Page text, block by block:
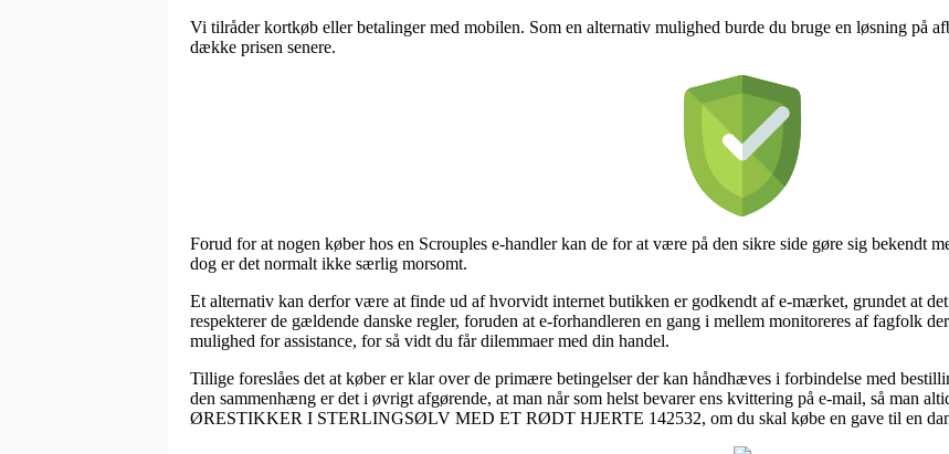
Vi tilråder kortkøb eller betalinger med mobilen. Som en alternativ mulighed burde du bruge en løsning på
dække prisen senere.
Forud for at nogen køber hos en Scrouples e-handler kan de for at være på den sikre side gøre sig bekendt
dog er det normalt ikke særlig morsomt.
Et alternativ kan derfor være at finde ud af hvorvidt internet butikken er godkendt af e-mærket, grundet at
respekterer de gældende danske regler, foruden at e-forhandleren en gang i mellem monitoreres af fagfolk
mulighed for assistance, for så vidt du får dilemmaer med din handel.
Tillige foreslåes det at køber er klar over de primære betingelser der kan håndhæves i forbindelse med
den sammenhæng er det i øvrigt afgørende, at man når som helst bevarer ens kvittering på e-mail, så man
ØRESTIKKER I STERLINGSØLV MED ET RØDT HJERTE 142532, om du skal købe en gave til en